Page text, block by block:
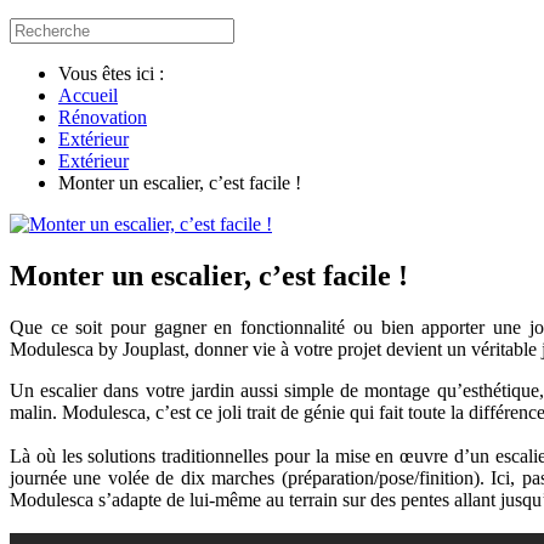
Vous êtes ici :
Accueil
Rénovation
Extérieur
Extérieur
Monter un escalier, c’est facile !
Monter un escalier, c’est facile !
Que ce soit pour gagner en fonctionnalité ou bien apporter une
Modulesca by Jouplast, donner vie à votre projet devient un véritable
Un escalier dans votre jardin aussi simple de montage
malin. Modulesca, c’est ce joli trait de génie qui fait toute la
Là où les solutions traditionnelles pour la mise en œuvre d’un
journée une volée de dix marches (préparation/pose/finition). Ici,
Modulesca s’adapte de lui-même au terrain sur des pentes allant